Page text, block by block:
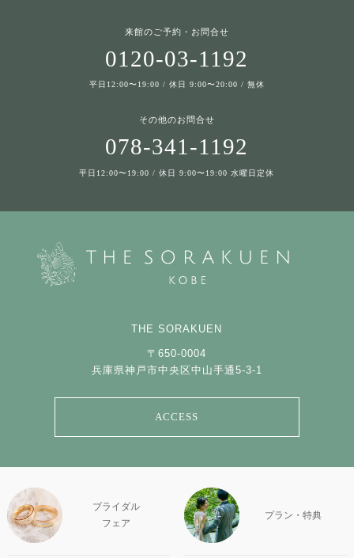
来館のご予約・お問合せ
0120-03-1192
平日12:00〜19:00 / 休日 9:00〜20:00 / 無休
その他のお問合せ
078-341-1192
平日12:00〜19:00 / 休日 9:00〜19:00 水曜日定休
THE SORAKUEN
〒650-0004
兵庫県神戸市中央区中山手通5-3-1
ACCESS
ブライダル
フェア
プラン・特典